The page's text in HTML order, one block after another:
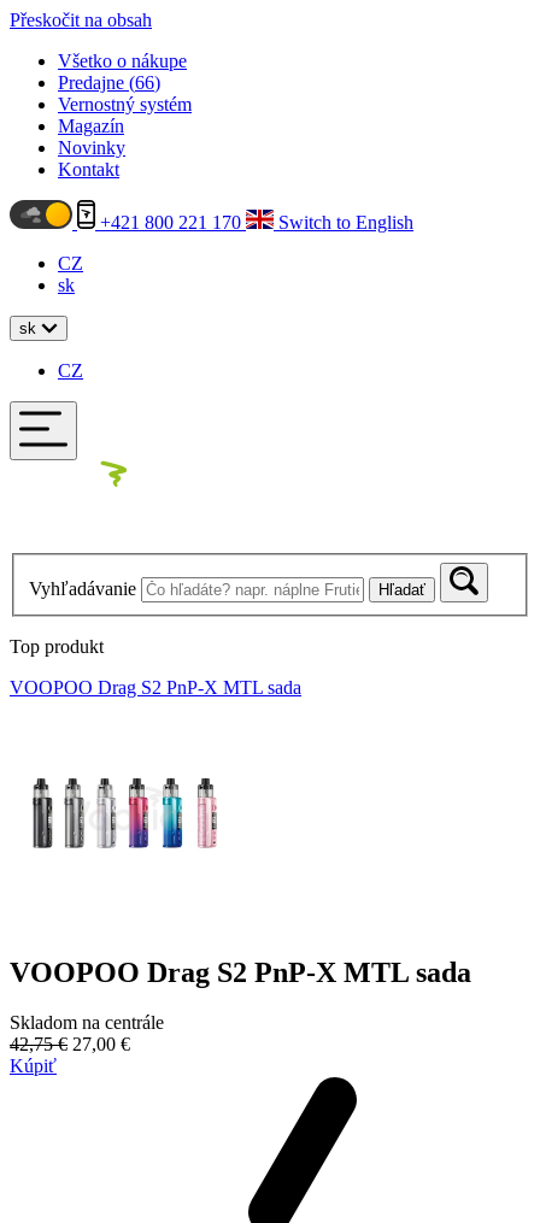
Přeskočit na obsah
Všetko o nákupe
Predajne (66)
Vernostný systém
Magazín
Novinky
Kontakt
+421 800 221 170
Switch to English
CZ
sk
sk
CZ
Vyhľadávanie Hľadať
Top produkt
VOOPOO Drag S2 PnP-X MTL sada
VOOPOO Drag S2 PnP-X MTL sada
Skladom na centrále
42,75 € 27,00 €
Kúpiť